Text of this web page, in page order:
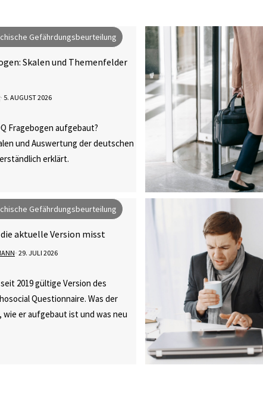
Gefährdungsbeurteilung
Skalen und Themenfelder
⋅ 5. AUGUST 2026
Fragebogen aufgebaut?
und Auswertung der deutschen
erklärt.
Gefährdungsbeurteilung
die aktuelle Version misst
⋅ 29. JULI 2026
2019 gültige Version des
Questionnaire. Was der
wie er aufgebaut ist und was neu